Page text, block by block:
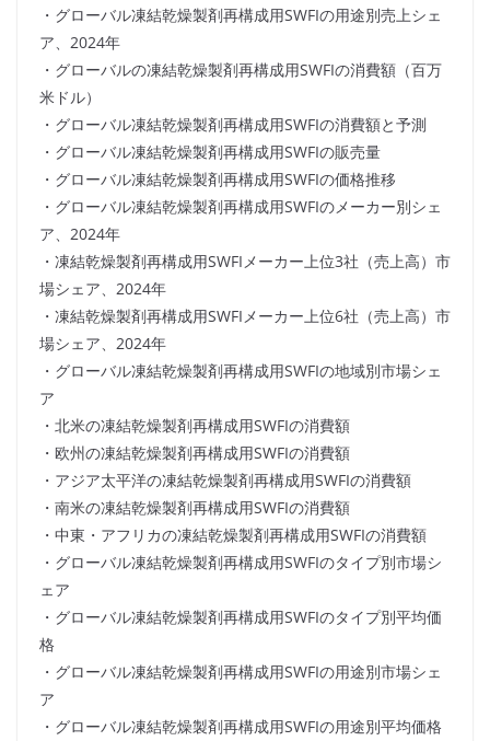
・グローバル凍結乾燥製剤再構成用SWFIの用途別売上シェ
ア、2024年
・グローバルの凍結乾燥製剤再構成用SWFIの消費額（百万
米ドル）
・グローバル凍結乾燥製剤再構成用SWFIの消費額と予測
・グローバル凍結乾燥製剤再構成用SWFIの販売量
・グローバル凍結乾燥製剤再構成用SWFIの価格推移
・グローバル凍結乾燥製剤再構成用SWFIのメーカー別シェ
ア、2024年
・凍結乾燥製剤再構成用SWFIメーカー上位3社（売上高）市
場シェア、2024年
・凍結乾燥製剤再構成用SWFIメーカー上位6社（売上高）市
場シェア、2024年
・グローバル凍結乾燥製剤再構成用SWFIの地域別市場シェ
ア
・北米の凍結乾燥製剤再構成用SWFIの消費額
・欧州の凍結乾燥製剤再構成用SWFIの消費額
・アジア太平洋の凍結乾燥製剤再構成用SWFIの消費額
・南米の凍結乾燥製剤再構成用SWFIの消費額
・中東・アフリカの凍結乾燥製剤再構成用SWFIの消費額
・グローバル凍結乾燥製剤再構成用SWFIのタイプ別市場シ
ェア
・グローバル凍結乾燥製剤再構成用SWFIのタイプ別平均価
格
・グローバル凍結乾燥製剤再構成用SWFIの用途別市場シェ
ア
・グローバル凍結乾燥製剤再構成用SWFIの用途別平均価格